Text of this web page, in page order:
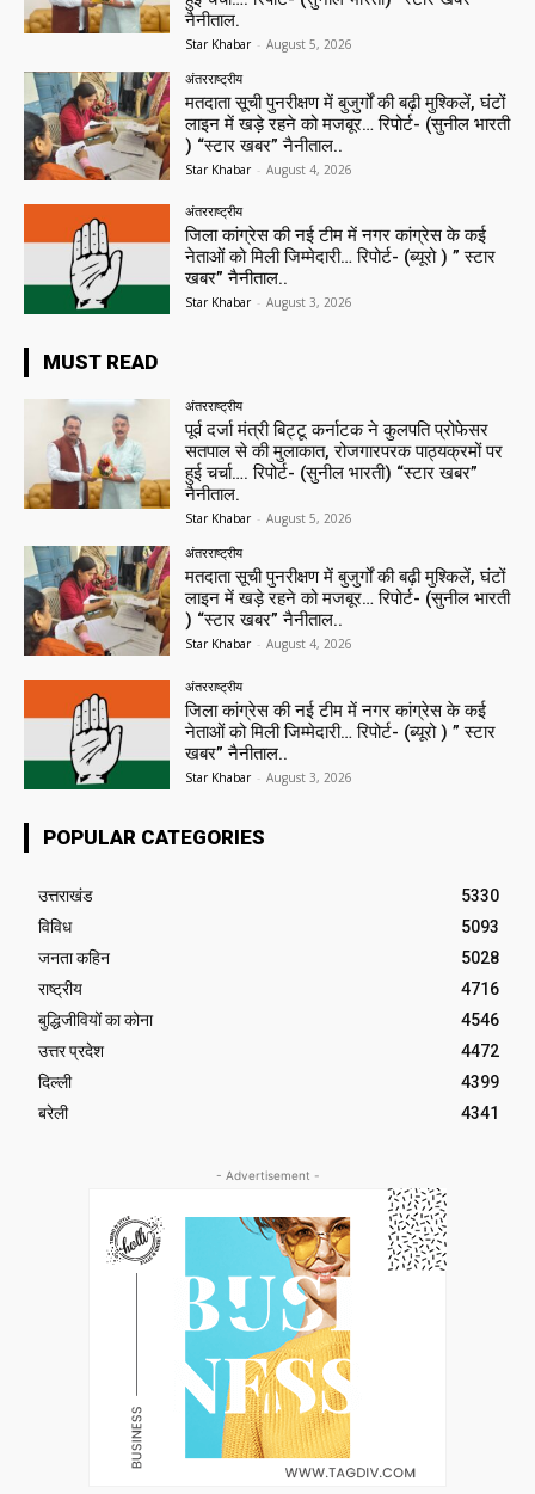
नैनीताल.
Star Khabar - August 5, 2026
अंतरराष्ट्रीय
मतदाता सूची पुनरीक्षण में बुजुर्गों की बढ़ी मुश्किलें, घंटों
लाइन में खड़े रहने को मजबूर… रिपोर्ट- (सुनील भारती
) “स्टार खबर” नैनीताल..
Star Khabar - August 4, 2026
अंतरराष्ट्रीय
जिला कांग्रेस की नई टीम में नगर कांग्रेस के कई
नेताओं को मिली जिम्मेदारी… रिपोर्ट- (ब्यूरो ) ” स्टार
खबर” नैनीताल..
Star Khabar - August 3, 2026
MUST READ
अंतरराष्ट्रीय
पूर्व दर्जा मंत्री बिट्टू कर्नाटक ने कुलपति प्रोफेसर
सतपाल से की मुलाकात, रोजगारपरक पाठ्यक्रमों पर
हुई चर्चा…. रिपोर्ट- (सुनील भारती) “स्टार खबर”
नैनीताल.
Star Khabar - August 5, 2026
अंतरराष्ट्रीय
मतदाता सूची पुनरीक्षण में बुजुर्गों की बढ़ी मुश्किलें, घंटों
लाइन में खड़े रहने को मजबूर… रिपोर्ट- (सुनील भारती
) “स्टार खबर” नैनीताल..
Star Khabar - August 4, 2026
अंतरराष्ट्रीय
जिला कांग्रेस की नई टीम में नगर कांग्रेस के कई
नेताओं को मिली जिम्मेदारी… रिपोर्ट- (ब्यूरो ) ” स्टार
खबर” नैनीताल..
Star Khabar - August 3, 2026
POPULAR CATEGORIES
उत्तराखंड
5330
विविध
5093
जनता कहिन
5028
राष्ट्रीय
4716
बुद्धिजीवियों का कोना
4546
उत्तर प्रदेश
4472
दिल्ली
4399
बरेली
4341
- Advertisement -